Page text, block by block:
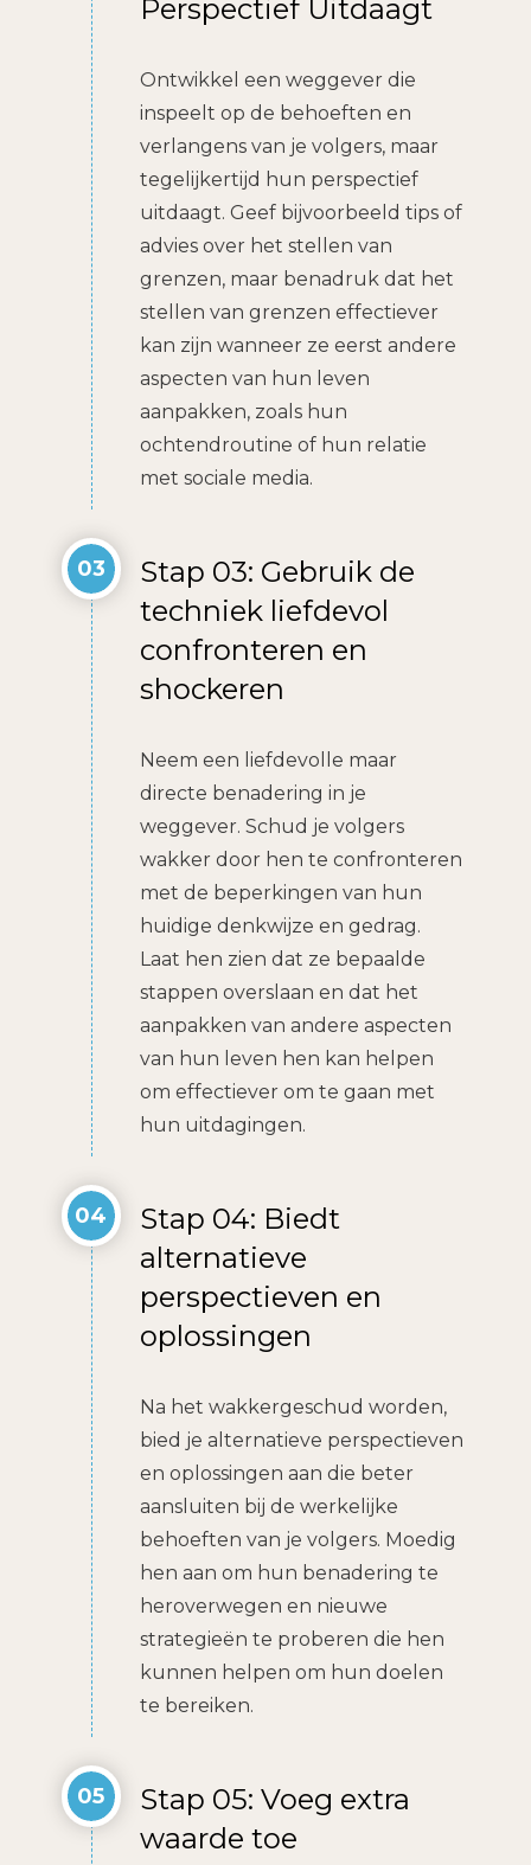
Perspectief Uitdaagt
Ontwikkel een weggever die
inspeelt op de behoeften en
verlangens van je volgers, maar
tegelijkertijd hun perspectief
uitdaagt. Geef bijvoorbeeld tips of
advies over het stellen van
grenzen, maar benadruk dat het
stellen van grenzen effectiever
kan zijn wanneer ze eerst andere
aspecten van hun leven
aanpakken, zoals hun
ochtendroutine of hun relatie
met sociale media.
03
Stap 03: Gebruik de
techniek liefdevol
confronteren en
shockeren
Neem een liefdevolle maar
directe benadering in je
weggever. Schud je volgers
wakker door hen te confronteren
met de beperkingen van hun
huidige denkwijze en gedrag.
Laat hen zien dat ze bepaalde
stappen overslaan en dat het
aanpakken van andere aspecten
van hun leven hen kan helpen
om effectiever om te gaan met
hun uitdagingen.
04
Stap 04: Biedt
alternatieve
perspectieven en
oplossingen
Na het wakkergeschud worden,
bied je alternatieve perspectieven
en oplossingen aan die beter
aansluiten bij de werkelijke
behoeften van je volgers. Moedig
hen aan om hun benadering te
heroverwegen en nieuwe
strategieën te proberen die hen
kunnen helpen om hun doelen
te bereiken.
05
Stap 05: Voeg extra
waarde toe